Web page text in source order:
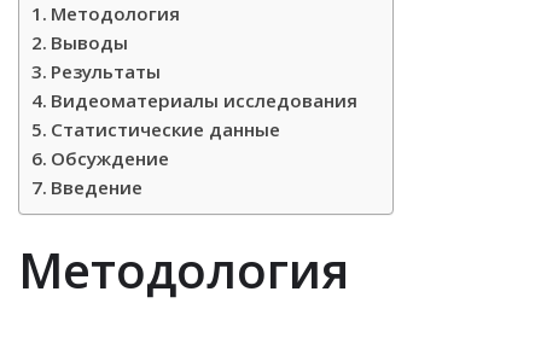
Методология
Выводы
Результаты
Видеоматериалы исследования
Статистические данные
Обсуждение
Введение
Методология